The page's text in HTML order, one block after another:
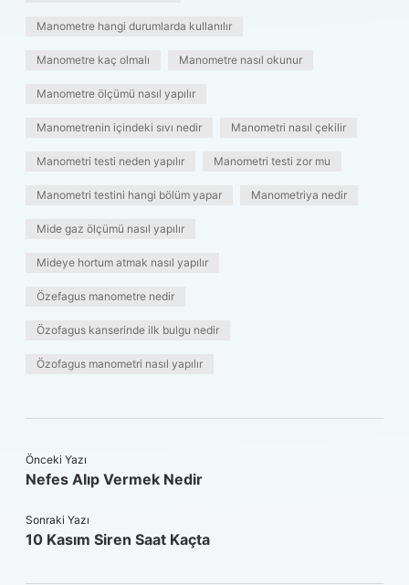
Manometre hangi durumlarda kullanılır
Manometre kaç olmalı Manometre nasıl okunur
Manometre ölçümü nasıl yapılır
Manometrenin içindeki sıvı nedir Manometri nasıl çekilir
Manometri testi neden yapılır Manometri testi zor mu
Manometri testini hangi bölüm yapar Manometriya nedir
Mide gaz ölçümü nasıl yapılır
Mideye hortum atmak nasıl yapılır
Özefagus manometre nedir
Özofagus kanserinde ilk bulgu nedir
Özofagus manometri nasıl yapılır
Önceki Yazı
Nefes Alıp Vermek Nedir
Sonraki Yazı
10 Kasım Siren Saat Kaçta